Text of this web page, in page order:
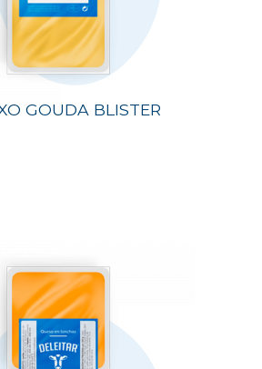
GOUDA BLISTER